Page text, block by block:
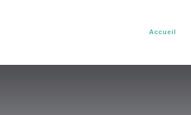
Accueil